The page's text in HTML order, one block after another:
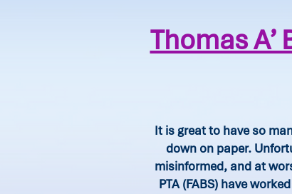
Thomas
It is great to have so
down on paper.
misinformed, and at
PTA (FABS) have